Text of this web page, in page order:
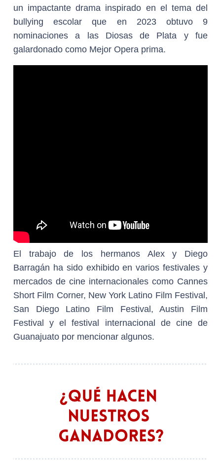
un impactante drama inspirado en el tema del
bullying escolar que en 2023 obtuvo 9
nominaciones a las Diosas de Plata y fue
galardonado como Mejor Opera prima.
El trabajo de los hermanos Alex y Diego
Barragán ha sido exhibido en varios festivales y
mercados de cine internacionales como Cannes
Short Film Corner, New York Latino Film Festival,
San Diego Latino Film Festival, Austin Film
Festival y el festival internacional de cine de
Guanajuato por mencionar algunos.